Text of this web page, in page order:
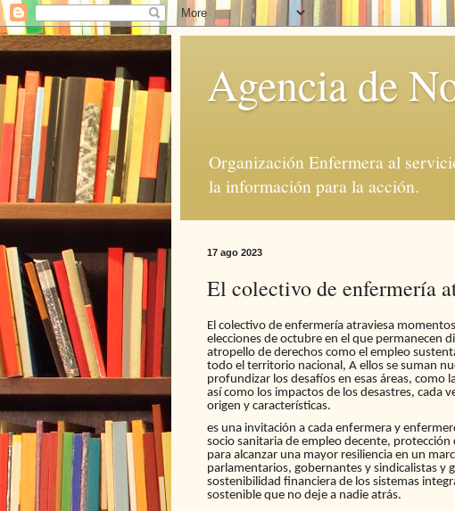
Agencia de
Organización Enfermera al
la información para la acción.
17 ago 2023
El colectivo de enfermería
El colectivo de enfermería atraviesa
elecciones de octubre en el que permanecen
atropello de derechos como el empleo
todo el territorio nacional, A ellos se suman
profundizar los desafíos en esas áreas, como
así como los impactos de los desastres, cada
origen y características.
es una invitación a cada enfermera y
socio sanitaria de empleo decente,
para alcanzar una mayor resiliencia en un
parlamentarios, gobernantes y sindicalistas y
sostenibilidad financiera de los sistemas
sostenible que no deje a nadie atrás.